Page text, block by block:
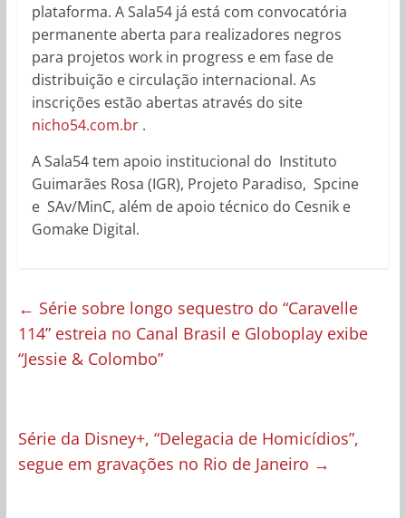
plataforma. A Sala54 já está com convocatória
permanente aberta para realizadores negros
para projetos work in progress e em fase de
distribuição e circulação internacional. As
inscrições estão abertas através do site
nicho54.com.br.
A Sala54 tem apoio institucional do Instituto
Guimarães Rosa (IGR), Projeto Paradiso, Spcine
e SAv/MinC, além de apoio técnico do Cesnik e
Gomake Digital.
← Série sobre longo sequestro do “Caravelle
114” estreia no Canal Brasil e Globoplay exibe
“Jessie & Colombo”
Série da Disney+, “Delegacia de Homicídios”,
segue em gravações no Rio de Janeiro →